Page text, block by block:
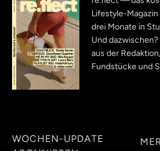
Lifestyle-
drei Monate in
Und
aus der
Fundstücke und
WOCHEN-UPDATE